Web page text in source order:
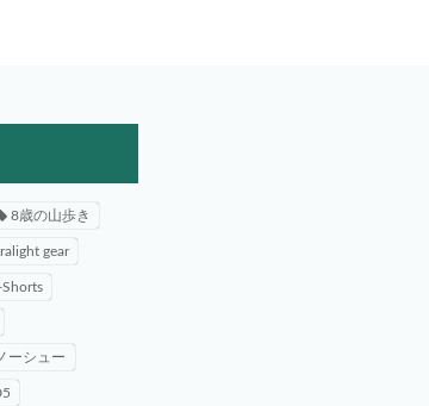
8歳の山歩き
gear
ーシュー